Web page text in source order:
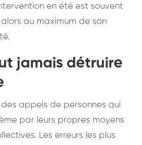
en été est souvent
au maximum de son
jamais détruire
appels de personnes qui
par leurs propres moyens
Les erreurs les plus